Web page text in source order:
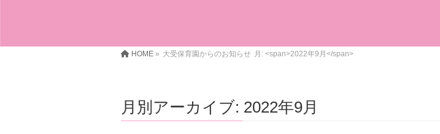
HOME » 大受保育園からのお知らせ 月: <span>2022年9月</span>
月別アーカイブ: 2022年9月